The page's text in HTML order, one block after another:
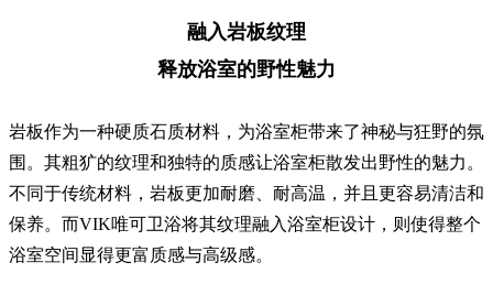
融入岩板纹理
释放浴室的野性魅力
岩板作为一种硬质石质材料，为浴室柜带来了神秘与狂野的氛
围。其粗犷的纹理和独特的质感让浴室柜散发出野性的魅力。
不同于传统材料，岩板更加耐磨、耐高温，并且更容易清洁和
保养。而VIK唯可卫浴将其纹理融入浴室柜设计，则使得整个
浴室空间显得更富质感与高级感。